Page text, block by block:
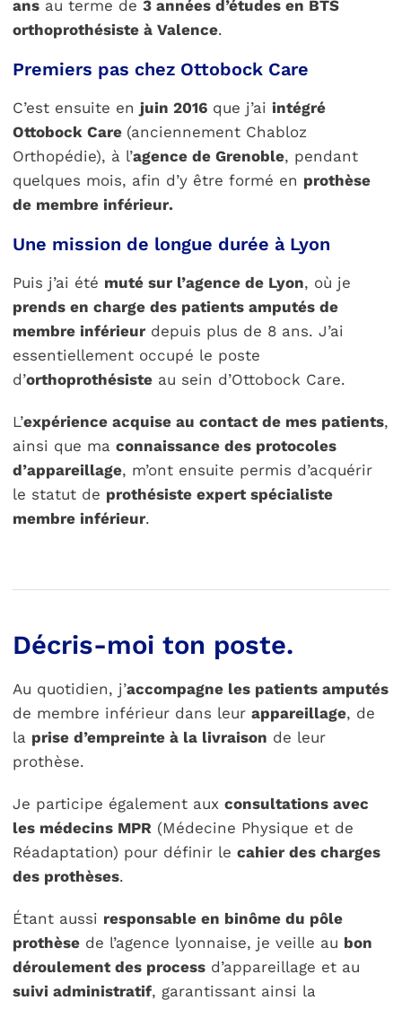
ansau terme de 3 années d’études en BTS
orthoprothésiste à Valence.
Premiers pas chez Ottobock Care
C’est ensuite en juin 2016que j’ai intégré
Ottobock Care (anciennement Chabloz
Orthopédie), à l’agence de Grenoble, pendant
quelques mois, afin d’y être formé en prothèse
de membre inférieur.
Une mission de longue durée à Lyon
Puis j’ai été muté sur l’agence de Lyon, où je
prends en charge des patients amputés de
membre inférieurdepuis plus de 8 ans. J’ai
essentiellement occupé le poste
d’orthoprothésisteau sein d’Ottobock Care.
L’expérience acquise au contact de mes patients,
ainsi que ma connaissance des protocoles
d’appareillage, m’ont ensuite permis d’acquérir
le statut de prothésiste expert spécialiste
membre inférieur.
Décris-moi ton poste.
Au quotidien, j’accompagne les patients amputés
de membre inférieur dans leur appareillage, de
la prise d’empreinte à la livraison de leur
prothèse.
Je participe également aux consultations avec
les médecins MPR (Médecine Physique et de
Réadaptation) pour définir le cahier des charges
des prothèses.
Étant aussi responsable en binôme du pôle
prothèsede l’agence lyonnaise, je veille au bon
déroulement des processd’appareillage et au
suivi administratif, garantissant ainsi la